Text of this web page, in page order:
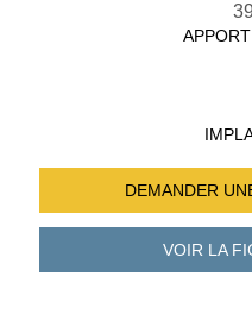
DEMANDER
VOIR LA